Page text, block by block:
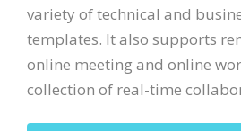
variety of technical and
templates. It also supports
online meeting and online
collection of real-time